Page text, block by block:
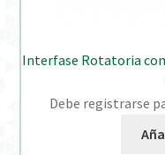
Interfase Rotatoria
Debe registrarse